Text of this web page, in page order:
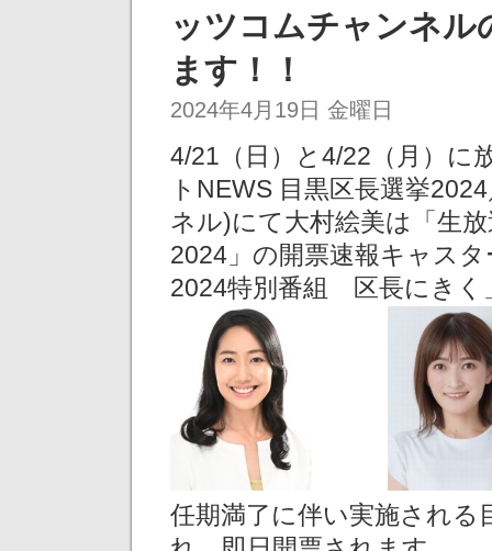
ッツコムチャンネル
ます！！
2024年4月19日 金曜日
4/21（日）と4/22（月）に
トNEWS 目黒区長選挙
ネル)にて大村絵美は「生
2024」の開票速報キャス
2024特別番組 区長にきく
任期満了に伴い実施される